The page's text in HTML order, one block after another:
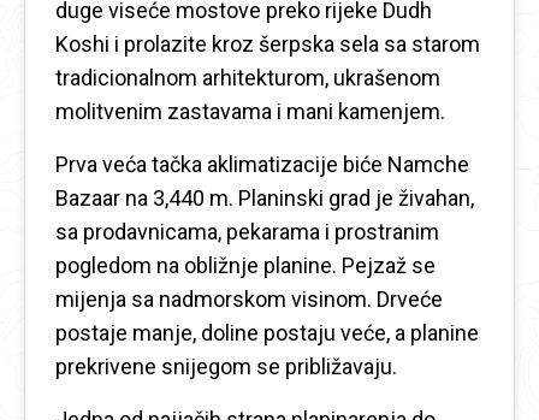
duge viseće mostove preko rijeke Dudh
Koshi i prolazite kroz šerpska sela sa starom
tradicionalnom arhitekturom, ukrašenom
molitvenim zastavama i mani kamenjem.
Prva veća tačka aklimatizacije biće Namche
Bazaar na 3,440 m. Planinski grad je živahan,
sa prodavnicama, pekarama i prostranim
pogledom na obližnje planine. Pejzaž se
mijenja sa nadmorskom visinom. Drveće
postaje manje, doline postaju veće, a planine
prekrivene snijegom se približavaju.